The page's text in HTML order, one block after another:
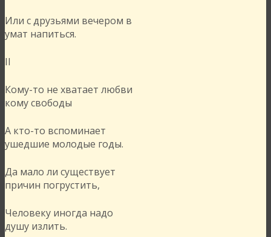
Или с друзьями вечером в
умат напиться.
II
Кому-то не хватает любви
кому свободы
А кто-то вспоминает
ушедшие молодые годы.
Да мало ли существует
причин погрустить,
Человеку иногда надо
душу излить.